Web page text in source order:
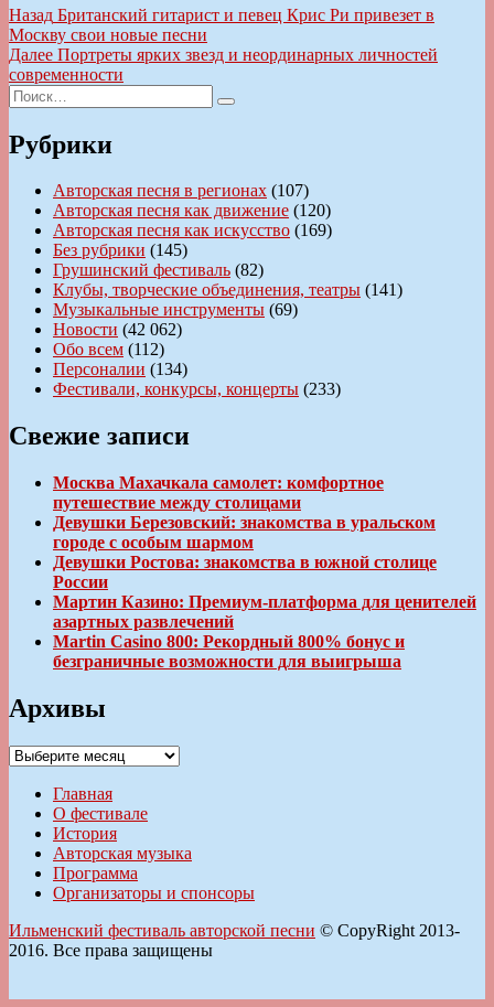
Навигация
по
записям
Назад Предыдущая
запись:
Британский гитарист и певец Крис Ри привезет в
Москву свои новые песни
Далее Следующая
запись:
Портреты ярких звезд и неординарных личностей
современности
Искать:
Поиск
Рубрики
Авторская песня в регионах (107)
Авторская песня как движение (120)
Авторская песня как искусство (169)
Без рубрики (145)
Грушинский фестиваль (82)
Клубы, творческие объединения, театры (141)
Музыкальные инструменты (69)
Новости (42 062)
Обо всем (112)
Персоналии (134)
Фестивали, конкурсы, концерты (233)
Свежие записи
Москва Махачкала самолет: комфортное
путешествие между столицами
Девушки Березовский: знакомства в уральском
городе с особым шармом
Девушки Ростова: знакомства в южной столице
России
Мартин Казино: Премиум-платформа для ценителей
азартных развлечений
Martin Casino 800: Рекордный 800% бонус и
безграничные возможности для выигрыша
Архивы
Архивы
Главная
О фестивале
История
Авторская музыка
Программа
Организаторы и спонсоры
Ильменский фестиваль авторской песни © CopyRight 2013-
2016. Все права защищены